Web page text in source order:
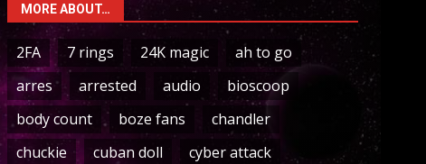
MORE ABOUT…
2FA 7 rings 24K magic
ah to go
arres
arrested audio
bioscoop
body count
boze fans
chandler
chuckie
cuban doll
cyber attack